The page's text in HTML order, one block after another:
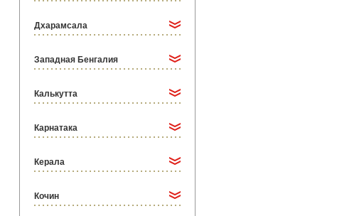
Дхарамсала
Западная Бенгалия
Калькутта
Карнатака
Керала
Кочин